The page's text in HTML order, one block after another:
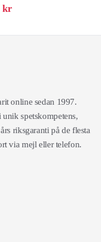
kr
online sedan 1997.
spetskompetens,
riksgaranti på de flesta
via mejl eller telefon.